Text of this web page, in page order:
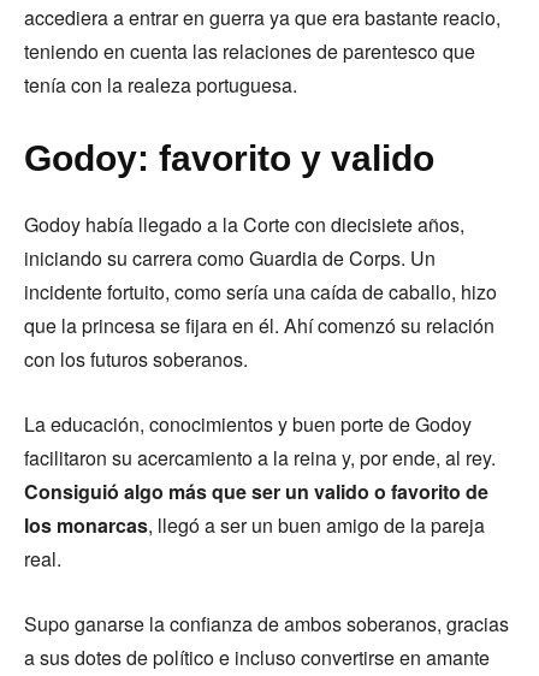
accediera a entrar en guerra ya que era bastante reacio,
teniendo en cuenta las relaciones de parentesco que
tenía con la realeza portuguesa.
Godoy: favorito y valido
Godoy había llegado a la Corte con diecisiete años,
iniciando su carrera como Guardia de Corps. Un
incidente fortuito, como sería una caída de caballo, hizo
que la princesa se fijara en él. Ahí comenzó su relación
con los futuros soberanos.
La educación, conocimientos y buen porte de Godoy
facilitaron su acercamiento a la reina y, por ende, al rey.
Consiguió algo más que ser un valido o favorito de
los monarcas, llegó a ser un buen amigo de la pareja
real.
Supo ganarse la confianza de ambos soberanos, gracias
a sus dotes de político e incluso convertirse en amante